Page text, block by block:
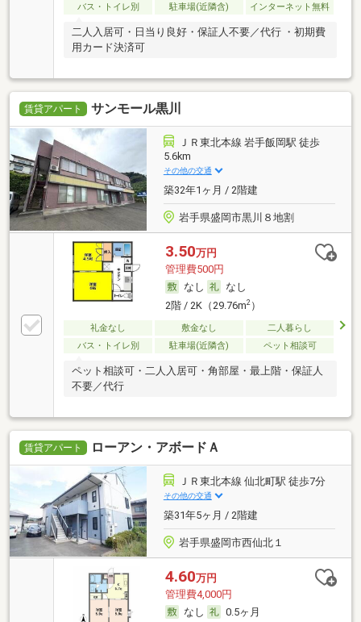
バス・トイレ別
駐車場(近隣含) インターネット無料
二人入居可・日当り良好・保証人不要／代行 ・初期費
用カード決済可
賃貸アパート サンモール黒川
ＪＲ東北本線 岩手飯岡駅 徒歩
5.6km
その他の交通
築32年1ヶ月 / 2階建
岩手県盛岡市黒川８地割
3.50万円
管理費500円
なし
なし
2階 / 2K（29.76m2）
礼金なし 敷金なし
二人暮らし
バス・トイレ別
駐車場(近隣含) ペット相談可
ペット相談可・二人入居可・角部屋・最上階・保証人
不要／代行
賃貸アパート ローアン・アボードＡ
ＪＲ東北本線 仙北町駅 徒歩7分
その他の交通
築31年5ヶ月 / 2階建
岩手県盛岡市西仙北１
4.60万円
管理費4,000円
なし
0.5ヶ月